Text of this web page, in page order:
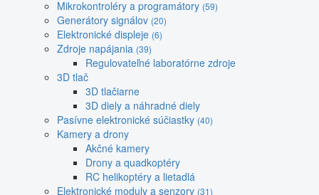
Mikrokontroléry a programátory (59)
Generátory signálov (20)
Elektronické displeje (6)
Zdroje napájania (39)
Regulovateľné laboratórne zdroje
3D tlač
3D tlačiarne
3D diely a náhradné diely
Pasívne elektronické súčiastky (40)
Kamery a drony
Akčné kamery
Drony a quadkoptéry
RC helikoptéry a lietadlá
Elektronické moduly a senzory (31)